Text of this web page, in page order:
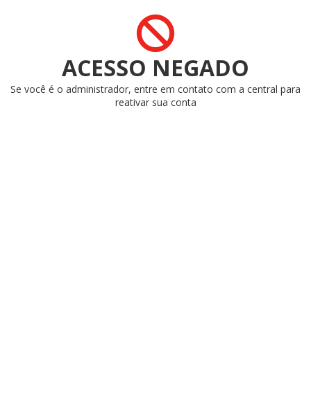
ACESSO NEGADO
Se você é o administrador, entre em contato com a central para
reativar sua conta